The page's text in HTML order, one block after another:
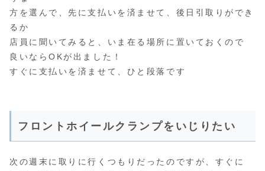
方を選んで、先に支払いを済ませて、後日引取りができ
るか
店員に聞いてみると、いま在る場所に置いておくので
良いならOKが出ました！
すぐに支払いを済ませて、ひと段落です
フロントホイールクランプをいじりたい
次の週末に取りに行くつもりだったのですが、すぐに